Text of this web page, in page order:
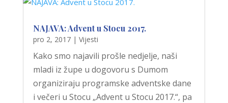
NAJAVA: Advent u Stocu 2017.
pro 2, 2017| Vijesti
Kako smo najavili prošle nedjelje, naši
mladi iz župe u dogovoru s Dumom
organiziraju programske adventske dane
i večeri u Stocu „Advent u Stocu 2017.“, pa